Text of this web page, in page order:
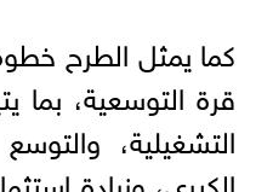
كما يمثل الطرح
قرة التوسعية، بما
التشغيلية،
الكبرى، وزيادة